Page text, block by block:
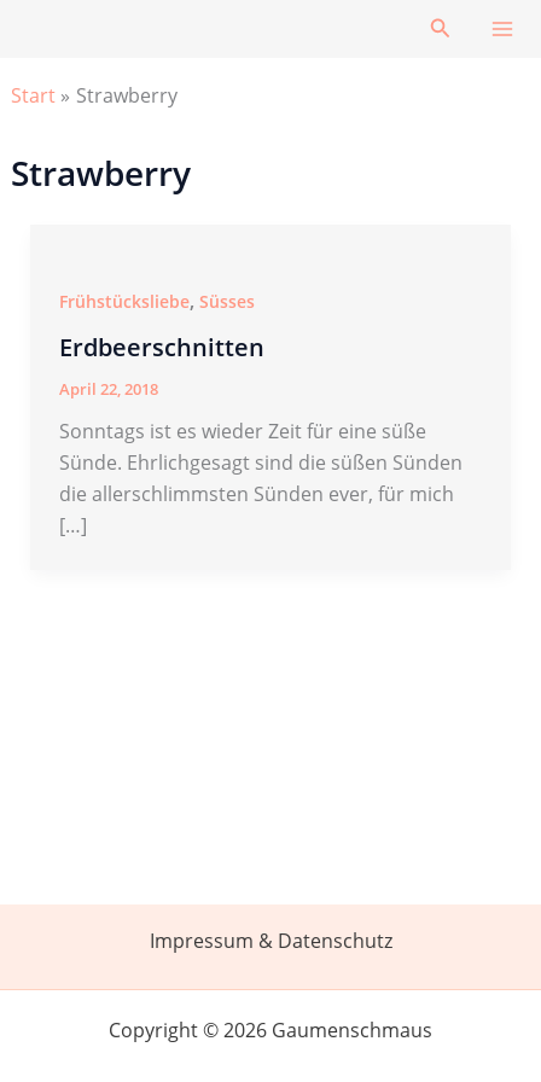
Suchen
Start Strawberry
Strawberry
Frühstücksliebe, Süsses
Erdbeerschnitten
April 22, 2018
Sonntags ist es wieder Zeit für eine süße
Sünde. Ehrlichgesagt sind die süßen Sünden
die allerschlimmsten Sünden ever, für mich
[…]
Impressum & Datenschutz
Copyright © 2026 Gaumenschmaus